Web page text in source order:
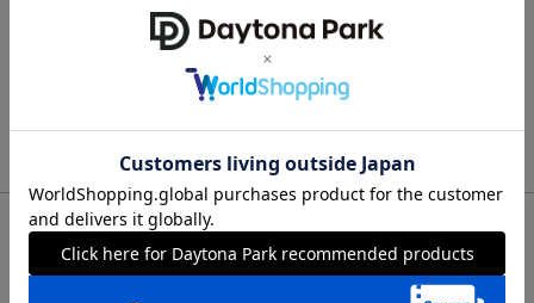
【PUBLUX/パブリュクス】
その瞬間を大切に、なりたい自分になれたら。
ジェンダーレスなストリートブランドです。
別注 SWEAT CIRCLE LOG
PUBLUX
＜機能性素材＞別注 MLB
レオパード柄 ロゴ Tシャ
ツ 限定展開
3,536 円 41%OFF
PUBLUX
＜機能性素材＞別注 MLB
Tシャツ 限定展開
3,536
FOR YOU